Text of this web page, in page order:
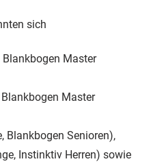
sich
Blankbogen Master
Master
Blankbogen Senioren),
Instinktiv Herren) sowie